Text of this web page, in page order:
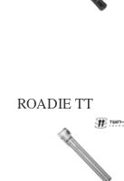
ROADIE TT